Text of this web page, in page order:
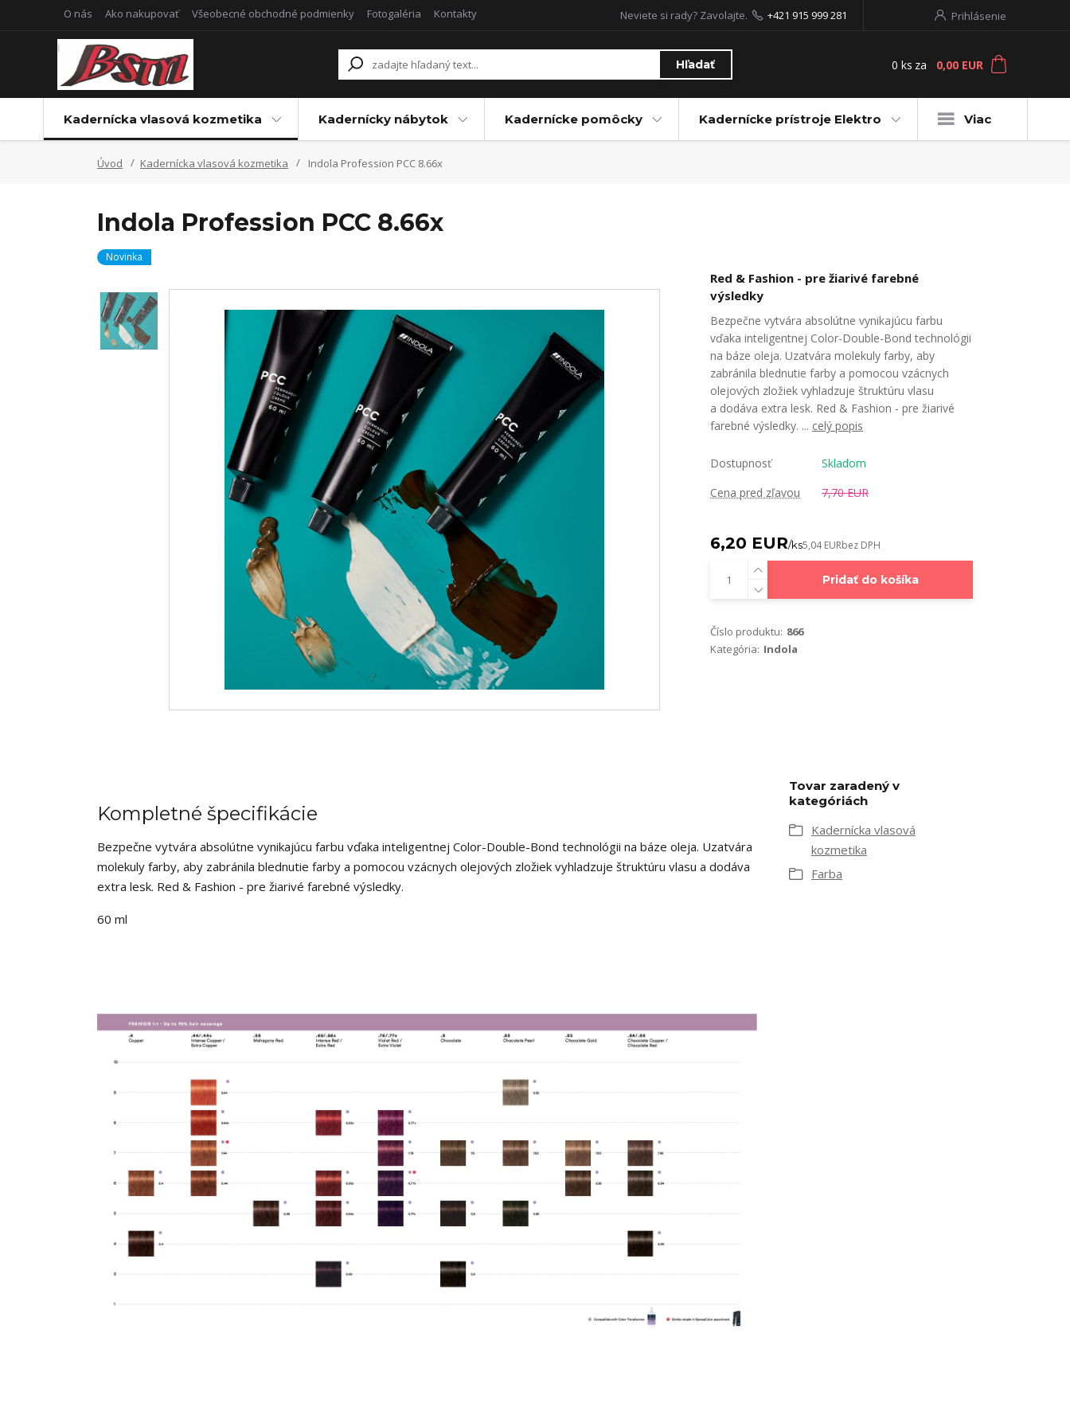
O nás Ako nakupovať Všeobecné obchodné podmienky Fotogaléria Kontakty Prihlásenie
Hľadať
Neviete si rady? Zavolajte. +421 915 999 281
0 ks za 0,00 EUR
Kadernícka vlasová kozmetika Kadernícky nábytok Kadernícke pomôcky Kadernícke prístroje Elektro Viac
Úvod Kadernícka vlasová kozmetika Indola Profession PCC 8.66x
Indola Profession PCC 8.66x
Novinka
Red & Fashion - pre žiarivé farebné
výsledky
Bezpečne vytvára absolútne vynikajúcu farbu
vďaka inteligentnej Color-Double-Bond technológii
na báze oleja. Uzatvára molekuly farby, aby
zabránila blednutie farby a pomocou vzácnych
olejových zložiek vyhladzuje štruktúru vlasu
a dodáva extra lesk. Red & Fashion - pre žiarivé
farebné výsledky. ... celý popis
Dostupnosť
Skladom
Cena pred zľavou
7,70 EUR
6,20 EUR/ks5,04 EURbez DPH
Pridať do košíka
Číslo produktu: 866
Kategória: Indola
Kompletné špecifikácie
Bezpečne vytvára absolútne vynikajúcu farbu vďaka inteligentnej Color-Double-Bond technológii na báze oleja. Uzatvára
molekuly farby, aby zabránila blednutie farby a pomocou vzácnych olejových zložiek vyhladzuje štruktúru vlasu a dodáva
extra lesk. Red & Fashion - pre žiarivé farebné výsledky.
60 ml
Tovar zaradený v
kategóriách
Kadernícka vlasová
kozmetika
Farba